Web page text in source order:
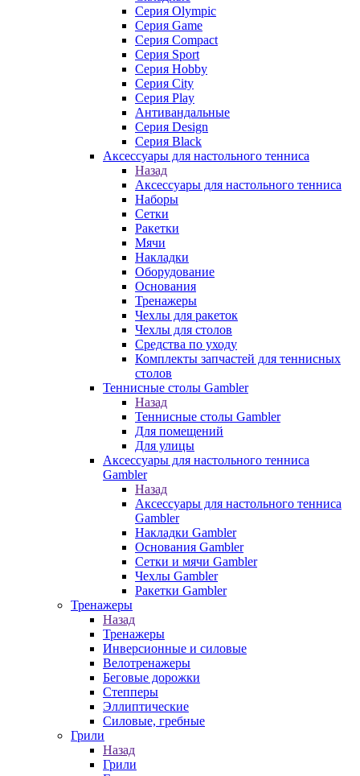
Серия Olympic
Серия Game
Серия Compact
Серия Sport
Серия Hobby
Серия City
Серия Play
Антивандальные
Серия Design
Серия Black
Аксессуары для настольного тенниса
Назад
Аксессуары для настольного тенниса
Наборы
Сетки
Ракетки
Мячи
Накладки
Оборудование
Основания
Тренажеры
Чехлы для ракеток
Чехлы для столов
Средства по уходу
Комплекты запчастей для теннисных
столов
Теннисные столы Gambler
Назад
Теннисные столы Gambler
Для помещений
Для улицы
Аксессуары для настольного тенниса
Gambler
Назад
Аксессуары для настольного тенниса
Gambler
Накладки Gambler
Основания Gambler
Сетки и мячи Gambler
Чехлы Gambler
Ракетки Gambler
Тренажеры
Назад
Тренажеры
Инверсионные и силовые
Велотренажеры
Беговые дорожки
Степперы
Эллиптические
Силовые, гребные
Грили
Назад
Грили